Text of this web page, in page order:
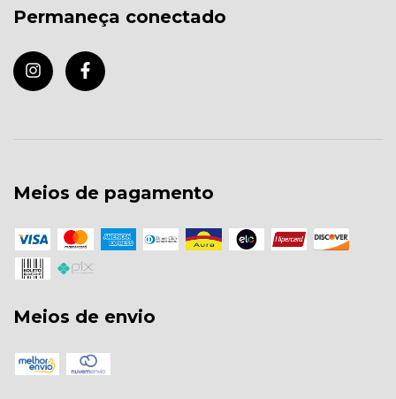
Permaneça conectado
Meios de pagamento
Meios de envio